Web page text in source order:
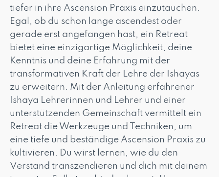
tiefer in ihre Ascension Praxis einzutauchen.
Egal, ob du schon lange ascendest oder
gerade erst angefangen hast, ein Retreat
bietet eine einzigartige Möglichkeit, deine
Kenntnis und deine Erfahrung mit der
transformativen Kraft der Lehre der Ishayas
zu erweitern. Mit der Anleitung erfahrener
Ishaya Lehrerinnen und Lehrer und einer
unterstützenden Gemeinschaft vermittelt ein
Retreat die Werkzeuge und Techniken, um
eine tiefe und beständige Ascension Praxis zu
kultivieren. Du wirst lernen, wie du den
Verstand transzendieren und dich mit deinem